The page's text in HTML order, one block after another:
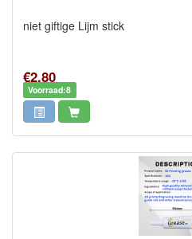
niet giftige Lijm stick
€2,80
Voorraad:8